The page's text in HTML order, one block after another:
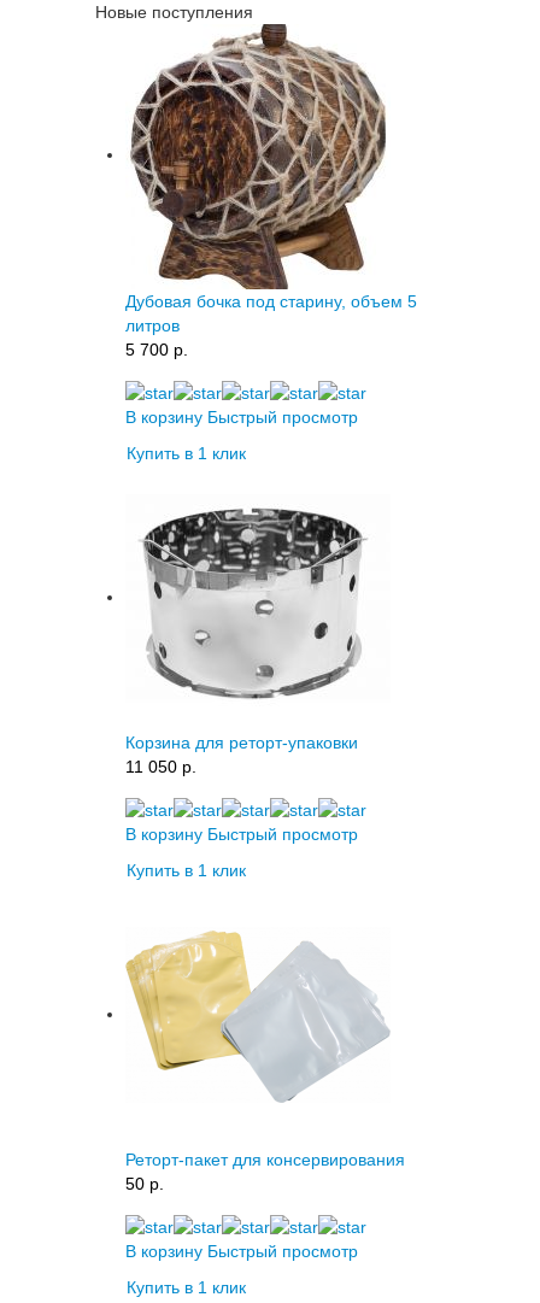
Новые поступления
Дубовая бочка под старину, объем 5
литров
5 700 p.
В корзину Быстрый просмотр
Купить в 1 клик
Корзина для реторт-упаковки
11 050 p.
В корзину Быстрый просмотр
Купить в 1 клик
Реторт-пакет для консервирования
50 p.
В корзину Быстрый просмотр
Купить в 1 клик